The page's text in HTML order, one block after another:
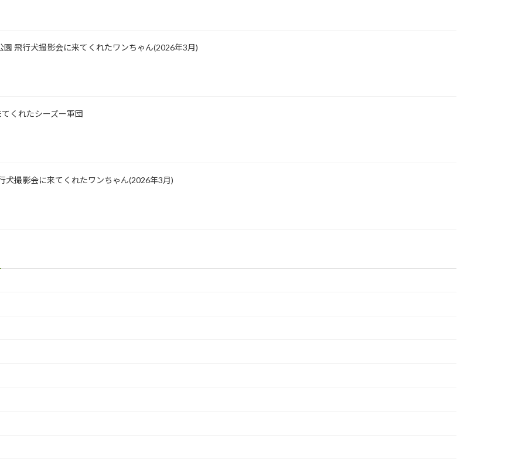
飛行犬撮影会に来てくれたワンちゃん(2026年3月)
くれたシーズー軍団
犬撮影会に来てくれたワンちゃん(2026年3月)